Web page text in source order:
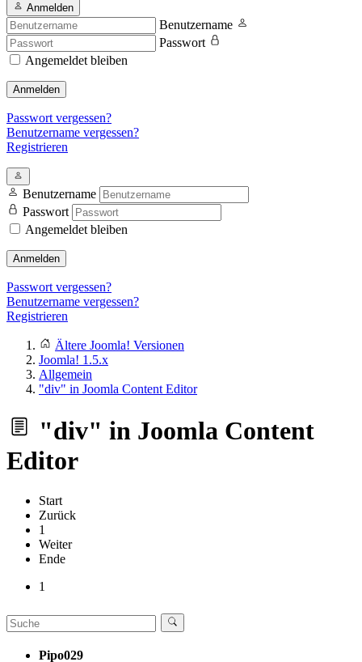
Anmelden
Benutzername
Passwort
Angemeldet bleiben
Anmelden
Passwort vergessen?
Benutzername vergessen?
Registrieren
Benutzername
Passwort
Angemeldet bleiben
Anmelden
Passwort vergessen?
Benutzername vergessen?
Registrieren
Ältere Joomla! Versionen
Joomla! 1.5.x
Allgemein
"div" in Joomla Content Editor
"div" in Joomla Content
Editor
Start
Zurück
1
Weiter
Ende
1
Pipo029